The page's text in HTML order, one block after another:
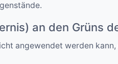
an den Grüns
angewendet werden